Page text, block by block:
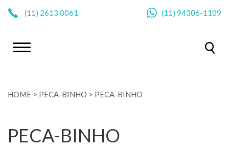
(11) 2613 0061 (11) 94306-1109
HOME > PECA-BINHO > PECA-BINHO
PECA-BINHO